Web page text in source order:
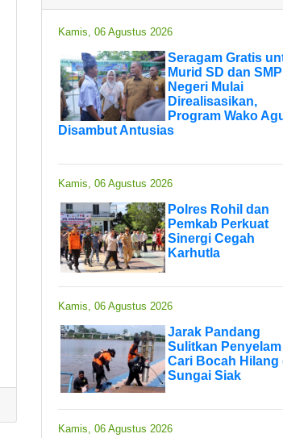
Kamis, 06 Agustus 2026
Seragam Gratis
Murid SD dan SMP
Negeri Mulai
Direalisasikan,
Program Wako
Disambut Antusias
Kamis, 06 Agustus 2026
Polres Rohil dan
Pemkab Perkuat
Sinergi Cegah
Karhutla
Kamis, 06 Agustus 2026
Jarak Pandang
Sulitkan Penyelam
Cari Bocah Hilang
Sungai Siak
Kamis, 06 Agustus 2026